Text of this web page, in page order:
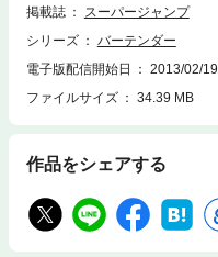
掲載誌
スーパージャンプ
シリーズ
バーテンダー
電子版配信開始日
2013/02/19
ファイルサイズ
34.39 MB
作品をシェアする